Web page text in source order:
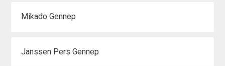
Mikado Gennep
Janssen Pers Gennep